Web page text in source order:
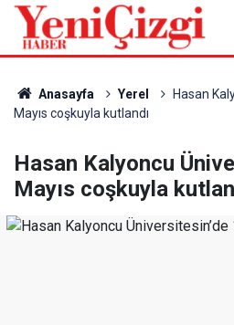
Anasayfa Yerel
Hasan
Mayıs coşkuyla kutlandı
Hasan Kalyoncu
Mayıs coşkuyla